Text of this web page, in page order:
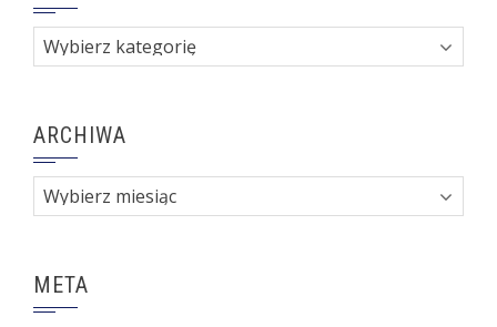
Kategorie
ARCHIWA
Archiwa
META